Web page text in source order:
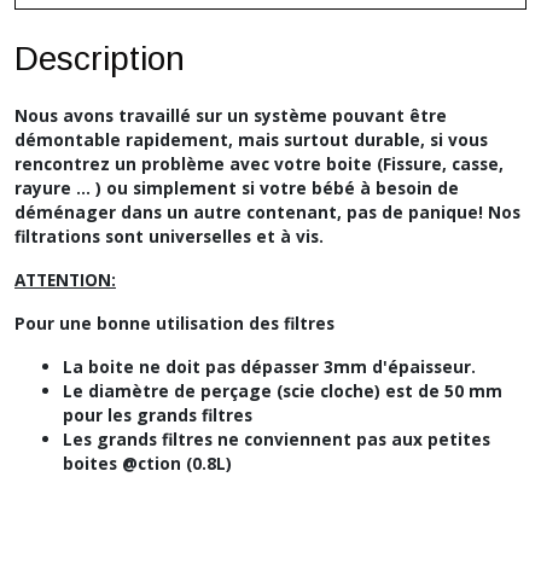
Description
Nous avons travaillé sur un système pouvant être
démontable rapidement, mais surtout durable, si vous
rencontrez un problème avec votre boite (Fissure, casse,
rayure ... ) ou simplement si votre bébé à besoin de
déménager dans un autre contenant, pas de panique! Nos
filtrations sont universelles et à vis.
ATTENTION:
Pour une bonne utilisation des filtres
La boite ne doit pas dépasser 3mm d'épaisseur.
Le diamètre de perçage (scie cloche) est de 50 mm
pour les grands filtres
Les grands filtres ne conviennent pas aux petites
boites @ction (0.8L)